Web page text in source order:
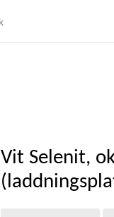
Vit Selenit,